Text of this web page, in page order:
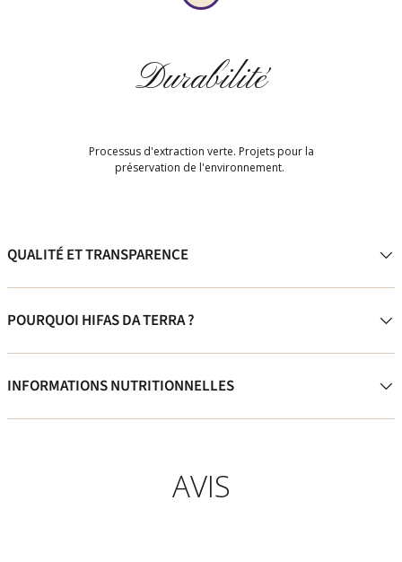
Durabilité
Processus d'extraction verte. Projets pour la
préservation de l'environnement.
QUALITÉ ET TRANSPARENCE
POURQUOI HIFAS DA TERRA ?
INFORMATIONS NUTRITIONNELLES
AVIS